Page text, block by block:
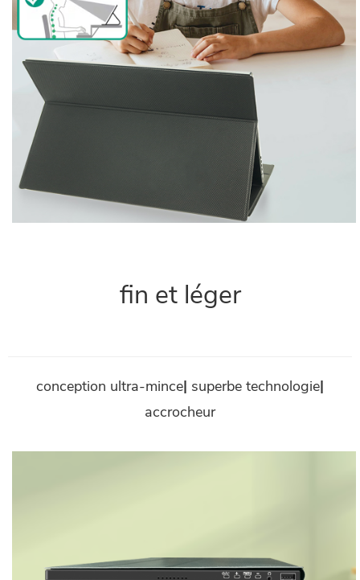
fin et léger
conception ultra-mince| superbe technologie|
accrocheur